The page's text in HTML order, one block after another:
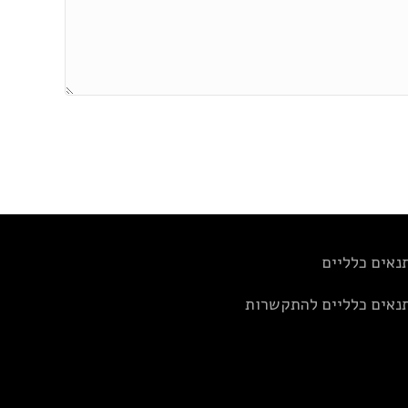
כלליים
כלליים להתקשרות